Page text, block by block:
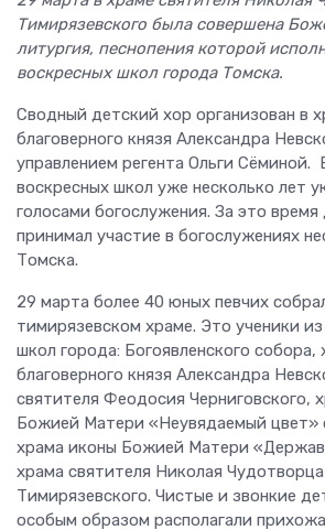
Тимирязевского была совершена
литургия, песнопения которой
воскресных школ города Томска.
Сводный детский хор организован в
благоверного князя Александра
управлением регента Ольги Сёминой.
воскресных школ уже несколько лет
голосами богослужения. За это время
принимал участие в богослужениях
Томска.
29 марта более 40 юных певчих
тимирязевском храме. Это ученики
школ города: Богоявленского собора,
благоверного князя Александра
святителя Феодосия Черниговского,
Божией Матери «Неувядаемый цвет»
храма иконы Божией Матери
храма святителя Николая Чудотворца
Тимирязевского. Чистые и звонкие
особым образом располагали